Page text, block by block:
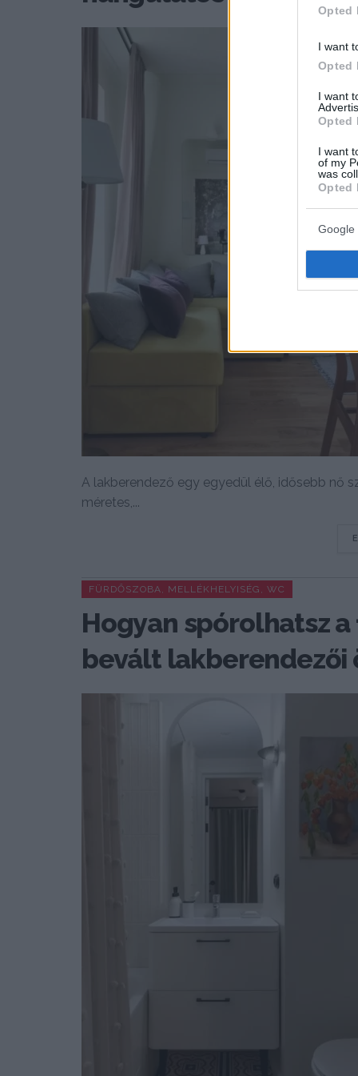
Opted
I want
Opted
I want
Opted
I want
of my
was
Opted
Google
A lakberendező egy egyedül élő, idősebb nő
méretes,...
FÜRDŐSZOBA, MELLÉKHELYISÉG, WC
Hogyan spórolhatsz
bevált lakberendezői